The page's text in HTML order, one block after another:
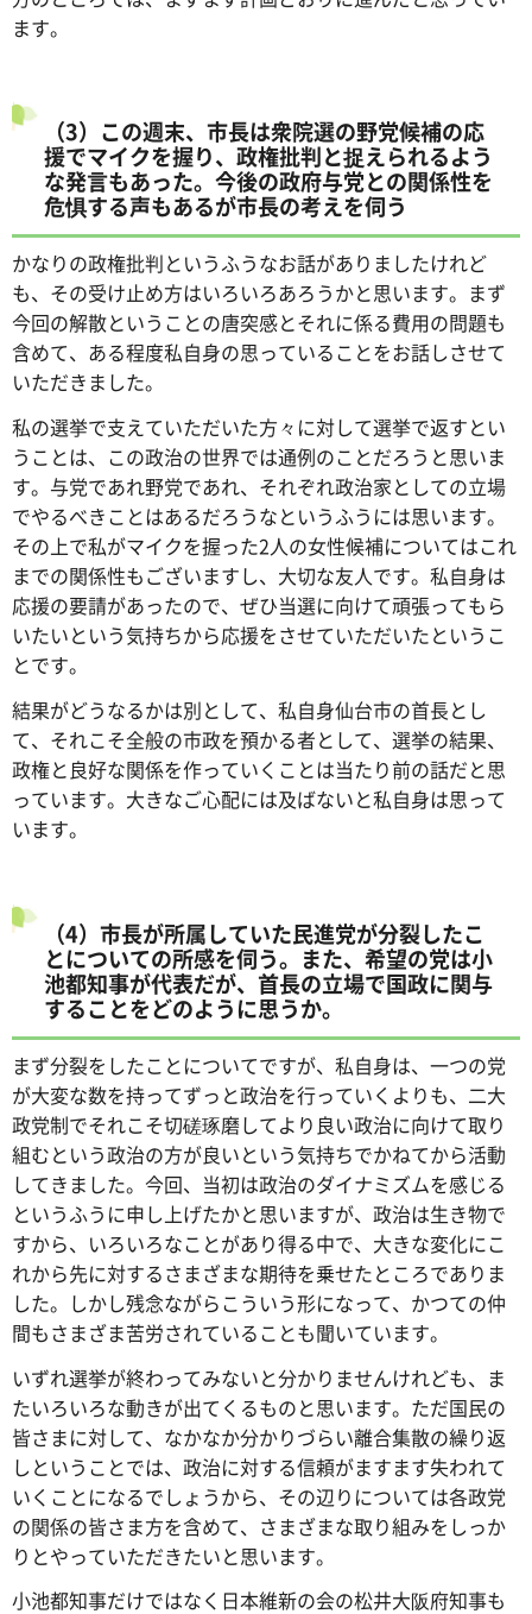
ます。
（3）この週末、市長は衆院選の野党候補の応
援でマイクを握り、政権批判と捉えられるよう
な発言もあった。今後の政府与党との関係性を
危惧する声もあるが市長の考えを伺う
かなりの政権批判というふうなお話がありましたけれど
も、その受け止め方はいろいろあろうかと思います。まず
今回の解散ということの唐突感とそれに係る費用の問題も
含めて、ある程度私自身の思っていることをお話しさせて
いただきました。
私の選挙で支えていただいた方々に対して選挙で返すとい
うことは、この政治の世界では通例のことだろうと思いま
す。与党であれ野党であれ、それぞれ政治家としての立場
でやるべきことはあるだろうなというふうには思います。
その上で私がマイクを握った2人の女性候補についてはこれ
までの関係性もございますし、大切な友人です。私自身は
応援の要請があったので、ぜひ当選に向けて頑張ってもら
いたいという気持ちから応援をさせていただいたというこ
とです。
結果がどうなるかは別として、私自身仙台市の首長とし
て、それこそ全般の市政を預かる者として、選挙の結果、
政権と良好な関係を作っていくことは当たり前の話だと思
っています。大きなご心配には及ばないと私自身は思って
います。
（4）市長が所属していた民進党が分裂したこ
とについての所感を伺う。また、希望の党は小
池都知事が代表だが、首長の立場で国政に関与
することをどのように思うか。
まず分裂をしたことについてですが、私自身は、一つの党
が大変な数を持ってずっと政治を行っていくよりも、二大
政党制でそれこそ切磋琢磨してより良い政治に向けて取り
組むという政治の方が良いという気持ちでかねてから活動
してきました。今回、当初は政治のダイナミズムを感じる
というふうに申し上げたかと思いますが、政治は生き物で
すから、いろいろなことがあり得る中で、大きな変化にこ
れから先に対するさまざまな期待を乗せたところでありま
した。しかし残念ながらこういう形になって、かつての仲
間もさまざま苦労されていることも聞いています。
いずれ選挙が終わってみないと分かりませんけれども、ま
たいろいろな動きが出てくるものと思います。ただ国民の
皆さまに対して、なかなか分かりづらい離合集散の繰り返
しということでは、政治に対する信頼がますます失われて
いくことになるでしょうから、その辺りについては各政党
の関係の皆さま方を含めて、さまざまな取り組みをしっか
りとやっていただきたいと思います。
小池都知事だけではなく日本維新の会の松井大阪府知事も